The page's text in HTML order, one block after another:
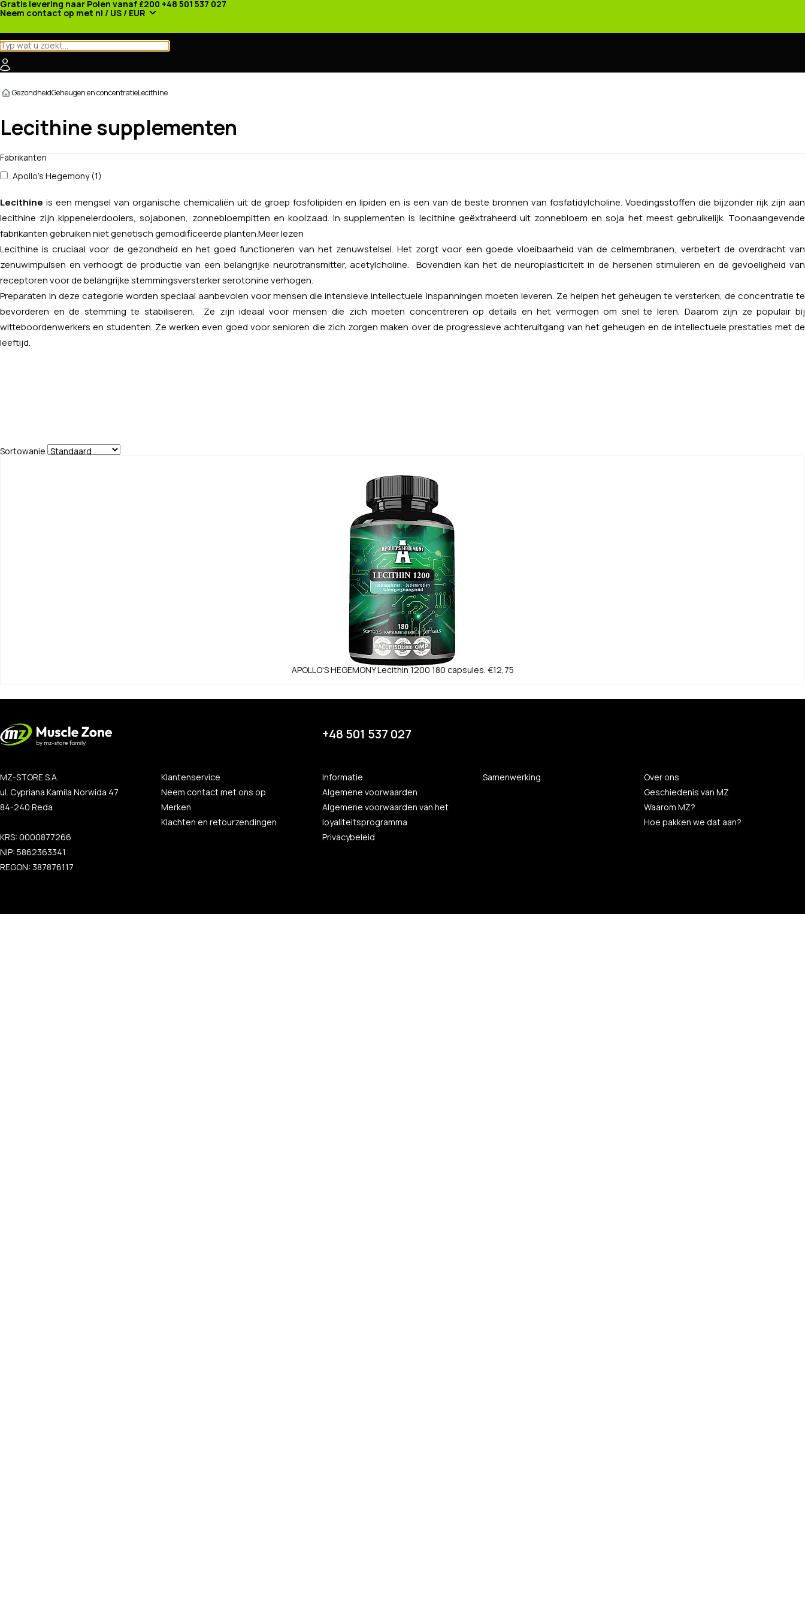
Gratis levering naar Polen vanaf £200 +48 501 537 027
Neem contact op met nl / US / EUR
GezondheidGeheugen en concentratieLecithine
Lecithine supplementen
Fabrikanten
Apollo's Hegemony (1)
Lecithine is een mengsel van organische chemicaliën uit de groep fosfolipiden en lipiden en is een van de beste bronnen van fosfatidylcholine. Voedingsstoffen die bijzonder rijk zijn aan
lecithine zijn kippeneierdooiers, sojabonen, zonnebloempitten en koolzaad. In supplementen is lecithine geëxtraheerd uit zonnebloem en soja het meest gebruikelijk. Toonaangevende
fabrikanten gebruiken niet genetisch gemodificeerde planten. Meer lezen
Lecithine is cruciaal voor de gezondheid en het goed functioneren van het zenuwstelsel. Het zorgt voor een goede vloeibaarheid van de celmembranen, verbetert de overdracht van
zenuwimpulsen en verhoogt de productie van een belangrijke neurotransmitter, acetylcholine. Bovendien kan het de neuroplasticiteit in de hersenen stimuleren en de gevoeligheid van
receptoren voor de belangrijke stemmingsversterker serotonine verhogen.
Preparaten in deze categorie worden speciaal aanbevolen voor mensen die intensieve intellectuele inspanningen moeten leveren. Ze helpen het geheugen te versterken, de concentratie te
bevorderen en de stemming te stabiliseren. Ze zijn ideaal voor mensen die zich moeten concentreren op details en het vermogen om snel te leren. Daarom zijn ze populair bij
witteboordenwerkers en studenten. Ze werken even goed voor senioren die zich zorgen maken over de progressieve achteruitgang van het geheugen en de intellectuele prestaties met de
leeftijd.
Sortowanie
APOLLO'S HEGEMONY Lecithin 1200 180 capsules. €12,75
+48 501 537 027
MZ-STORE S.A.
ul. Cypriana Kamila Norwida 47
84-240 Reda
KRS: 0000877266
NIP: 5862363341
REGON: 387876117
Klantenservice
Neem contact met ons op
Merken
Klachten en retourzendingen
Informatie
Algemene voorwaarden
Algemene voorwaarden van het
loyaliteitsprogramma
Privacybeleid
Samenwerking
Over ons
Geschiedenis van MZ
Waarom MZ?
Hoe pakken we dat aan?